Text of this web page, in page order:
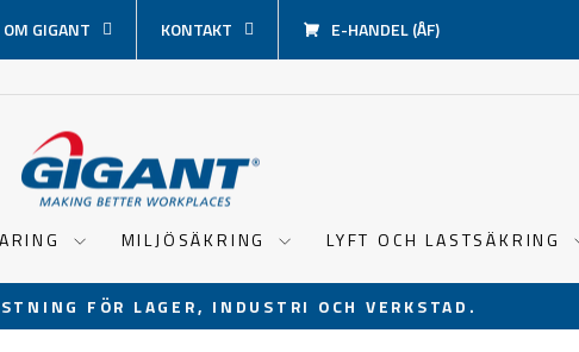
OM GIGANT KONTAKT E-HANDEL (ÅF)
MILJÖSÄKRING LYFT OCH LASTSÄKRING
Pausa
FÖR LAGER, INDUSTRI OCH VERKSTAD.